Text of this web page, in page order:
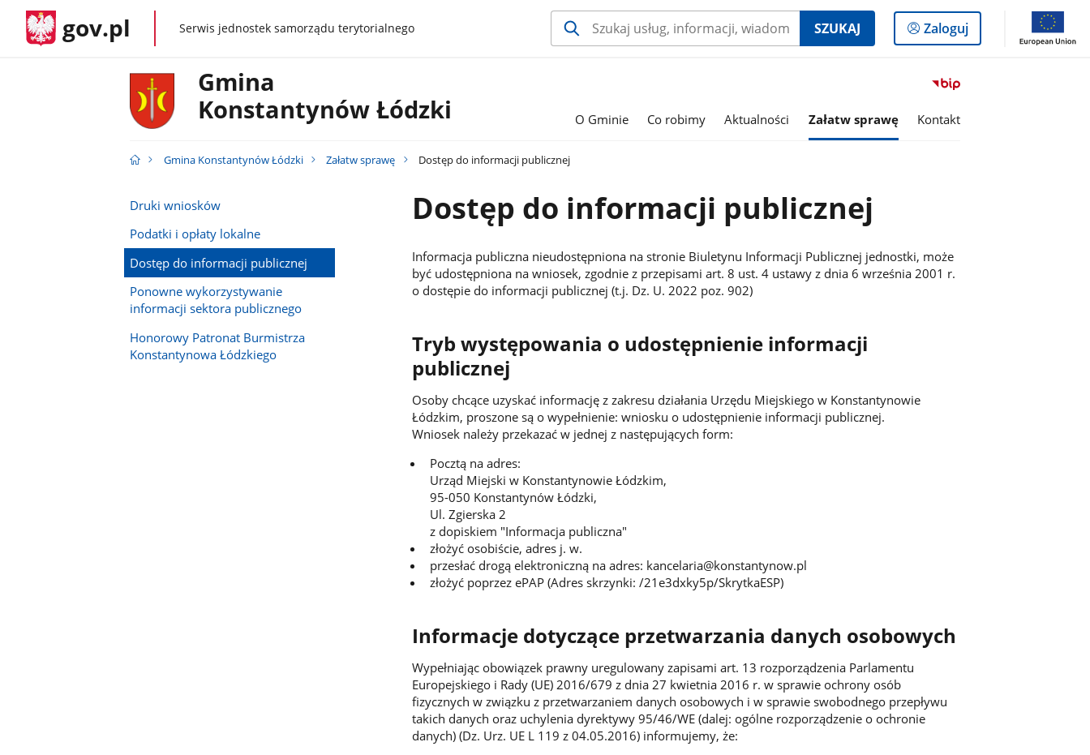
gov.pl gov.plSerwis jednostek samorządu terytorialnego SZUKAJ
Logowanie
do
Zaloguj
Przejdź
serwisu
Gmina
Konstantynów Łódzki
O Gminie Co robimy Aktualności Załatw sprawę Kontakt
Gmina Konstantynów Łódzki Załatw sprawę Dostęp do informacji publicznej
Druki wniosków
Podatki i opłaty lokalne
Dostęp do informacji publicznej
Ponowne wykorzystywanie
informacji sektora publicznego
Honorowy Patronat Burmistrza
Konstantynowa Łódzkiego
Dostęp do informacji publicznej
Informacja publiczna nieudostępniona na stronie Biuletynu Informacji Publicznej jednostki, może
być udostępniona na wniosek, zgodnie z przepisami art. 8 ust. 4 ustawy z dnia 6 września 2001 r.
o dostępie do informacji publicznej (t.j. Dz. U. 2022 poz. 902)
Tryb występowania o udostępnienie informacji
publicznej
Osoby chcące uzyskać informację z zakresu działania Urzędu Miejskiego w Konstantynowie
Łódzkim, proszone są o wypełnienie: wniosku o udostępnienie informacji publicznej.
Wniosek należy przekazać w jednej z następujących form:
Pocztą na adres:
Urząd Miejski w Konstantynowie Łódzkim,
95-050 Konstantynów Łódzki,
Ul. Zgierska 2
z dopiskiem "Informacja publiczna"
złożyć osobiście, adres j. w.
przesłać drogą elektroniczną na adres: kancelaria@konstantynow.pl
złożyć poprzez ePAP (Adres skrzynki: /21e3dxky5p/SkrytkaESP)
Informacje dotyczące przetwarzania danych osobowych
Wypełniając obowiązek prawny uregulowany zapisami art. 13 rozporządzenia Parlamentu
Europejskiego i Rady (UE) 2016/679 z dnia 27 kwietnia 2016 r. w sprawie ochrony osób
fizycznych w związku z przetwarzaniem danych osobowych i w sprawie swobodnego przepływu
takich danych oraz uchylenia dyrektywy 95/46/WE (dalej: ogólne rozporządzenie o ochronie
danych) (Dz. Urz. UE L 119 z 04.05.2016) informujemy, że: